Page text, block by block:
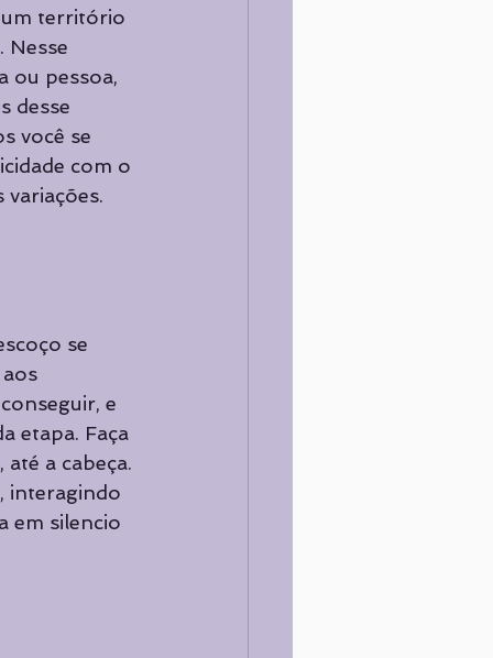
um território
Nesse
ou pessoa,
desse
você se
com o
se
e
etapa. Faça
a cabeça.
interagindo
em silencio